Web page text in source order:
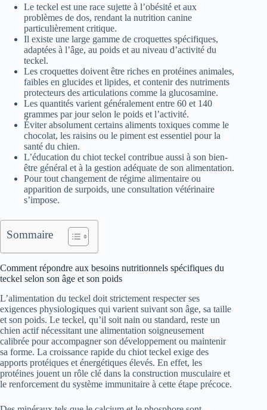
Le teckel est une race sujette à l’obésité et aux
problèmes de dos, rendant la nutrition canine
particulièrement critique.
Il existe une large gamme de croquettes spécifiques,
adaptées à l’âge, au poids et au niveau d’activité du
teckel.
Les croquettes doivent être riches en protéines animales,
faibles en glucides et lipides, et contenir des nutriments
protecteurs des articulations comme la glucosamine.
Les quantités varient généralement entre 60 et 140
grammes par jour selon le poids et l’activité.
Éviter absolument certains aliments toxiques comme le
chocolat, les raisins ou le piment est essentiel pour la
santé du chien.
L’éducation du chiot teckel contribue aussi à son bien-
être général et à la gestion adéquate de son alimentation.
Pour tout changement de régime alimentaire ou
apparition de surpoids, une consultation vétérinaire
s’impose.
Sommaire
Comment répondre aux besoins nutritionnels spécifiques du
teckel selon son âge et son poids
L’alimentation du teckel doit strictement respecter ses
exigences physiologiques qui varient suivant son âge, sa taille
et son poids. Le teckel, qu’il soit nain ou standard, reste un
chien actif nécessitant une alimentation soigneusement
calibrée pour accompagner son développement ou maintenir
sa forme. La croissance rapide du chiot teckel exige des
apports protéiques et énergétiques élevés. En effet, les
protéines jouent un rôle clé dans la construction musculaire et
le renforcement du système immunitaire à cette étape précoce.